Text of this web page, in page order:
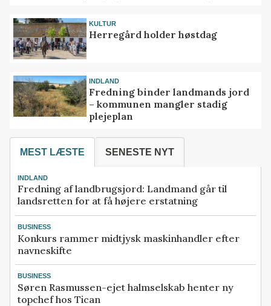
KULTUR
Herregård holder høstdag
INDLAND
Fredning binder landmands jord
– kommunen mangler stadig
plejeplan
MEST LÆSTE SENESTE NYT
INDLAND
Fredning af landbrugsjord: Landmand går til
landsretten for at få højere erstatning
BUSINESS
Konkurs rammer midtjysk maskinhandler efter
navneskifte
BUSINESS
Søren Rasmussen-ejet halmselskab henter ny
topchef hos Tican